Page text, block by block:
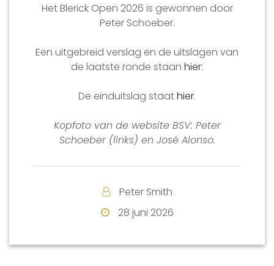
Het Blerick Open 2026 is gewonnen door
Peter Schoeber.
Een uitgebreid verslag en de uitslagen van
de laatste ronde staan hier:
De einduitslag staathier.
Kopfoto van de website BSV: Peter
Schoeber (links) en José Alonso.
Peter Smith
28 juni 2026